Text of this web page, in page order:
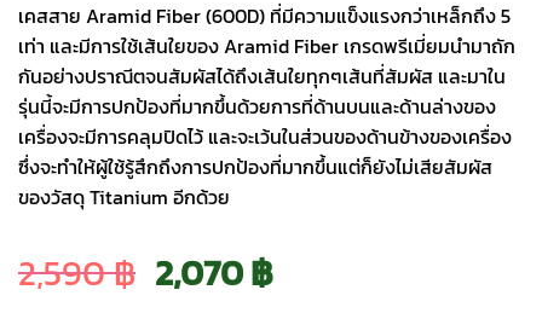
เคสสาย Aramid Fiber (600D) ที่มีความแข็งแรงกว่าเหล็กถึง 5
เท่า และมีการใช้เส้นใยของ Aramid Fiber เกรดพรีเมี่ยมนำมาถัก
กันอย่างปราณีตจนสัมผัสได้ถึงเส้นใยทุกๆเส้นที่สัมผัส และมาใน
รุ่นนี้จะมีการปกป้องที่มากขึ้นด้วยการที่ด้านบนและด้านล่างของ
เครื่องจะมีการคลุมปิดไว้ และจะเว้นในส่วนของด้านข้างของเครื่อง
ซึ่งจะทำให้ผู้ใช้รู้สึกถึงการปกป้องที่มากขึ้นแต่ก็ยังไม่เสียสัมผัส
ของวัสดุ Titanium อีกด้วย
2,590฿ Original
2,070฿Current